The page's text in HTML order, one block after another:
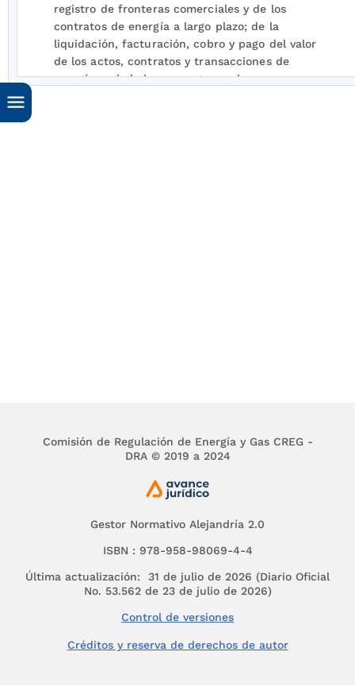
registro de fronteras comerciales y de los
contratos de energía a largo plazo; de la
liquidación, facturación, cobro y pago del valor
de los actos, contratos y transacciones de
energía en la bolsa, para generadores y
2001<sic, 2000>, o en las demás normas que lo
Liquidador y Administrador de Cuentas (LAC).
Administración de Cuentas por los cargos de
uso de las redes del Sistema Interconectado
ingreso regulado de los transportadores, de
acuerdo con las disposiciones contenidas en la
regulación vigente.
Sistema de Intercambios Comerciales (SIC).
Gestor Normativo Alejandría 2.0
ISBN : 978-958-98069-4-4
Última actualización: 31 de julio de 2026 (Diario Oficial
No. 53.562 de 23 de julio de 2026)
Control de versiones
Créditos y reserva de derechos de autor
Comisión de Regulación de Energía y Gas CREG -
DRA © 2019 a 2024